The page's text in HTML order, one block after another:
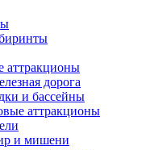
аттракционы
дорога
и бассейны
аттракционы
и мишени